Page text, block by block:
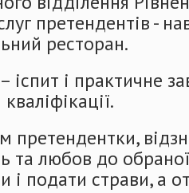
претендентів -
ресторан.
і практичне
та любов до
і подати страви, а